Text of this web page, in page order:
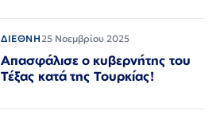
ΔΙΕΘΝΗ25 Νοεμβρίου 2025
Απασφάλισε ο κυβερνήτης του
Τέξας κατά της Τουρκίας!